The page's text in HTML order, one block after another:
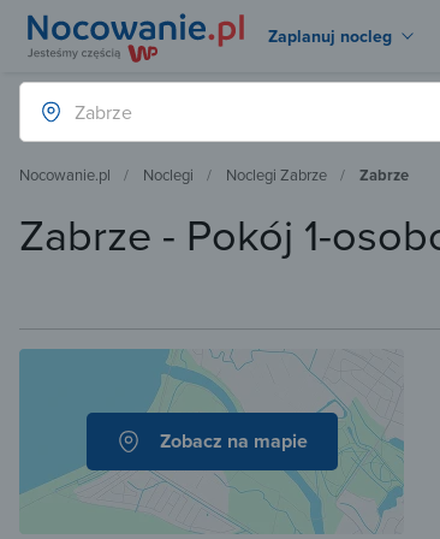
Zaplanuj nocleg
Nocowanie.pl Noclegi Noclegi Zabrze Zabrze
Zabrze - Pokój 1-
Zobacz na mapie